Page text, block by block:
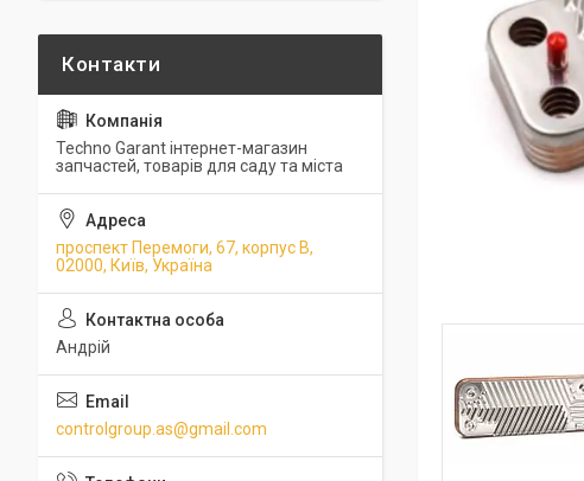
Techno Garant інтернет-магазин
запчастей, товарів для саду та міста
проспект Перемоги, 67, корпус В,
02000, Київ, Україна
Андрій
controlgroup.as@gmail.com